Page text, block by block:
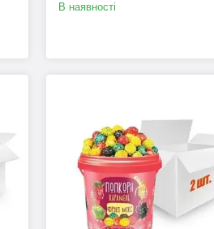
В наявності